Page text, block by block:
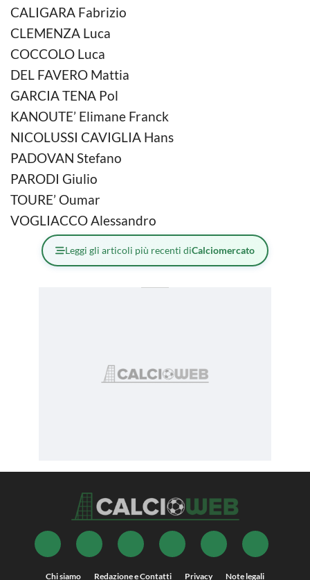
CALIGARA Fabrizio
CLEMENZA Luca
COCCOLO Luca
DEL FAVERO Mattia
GARCIA TENA Pol
KANOUTE’ Elimane Franck
NICOLUSSI CAVIGLIA Hans
PADOVAN Stefano
PARODI Giulio
TOURE’ Oumar
VOGLIACCO Alessandro
Leggi gli articoli più recenti diCalciomercato
Chi siamo Redazione e Contatti Privacy Note legali